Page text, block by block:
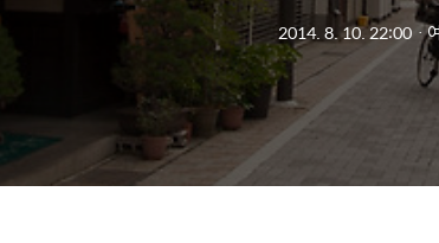
2014. 8. 10. 22:00 ㆍ